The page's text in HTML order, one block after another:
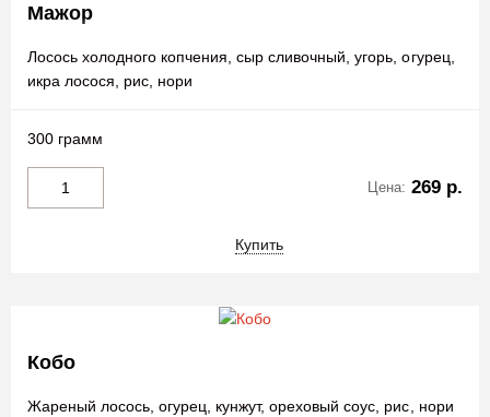
Мажор
Лосось холодного копчения, сыр сливочный, угорь, огурец,
икра лосося, рис, нори
300 грамм
Цена: 269 р.
Купить
Кобо
Жареный лосось, огурец, кунжут, ореховый соус, рис, нори